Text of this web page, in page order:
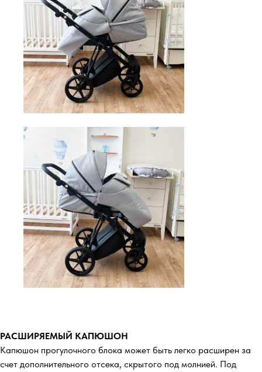
РАСШИРЯЕМЫЙ КАПЮШОН
Капюшон прогулочного блока может быть легко расширен за
счет дополнительного отсека, скрытого под молнией. Под